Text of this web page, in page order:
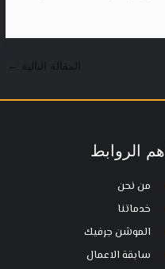
المقالة التالية ←
أهم الروابط
من نحن
خدماتنا
الموشن جرفيك
سابقة الاعمال